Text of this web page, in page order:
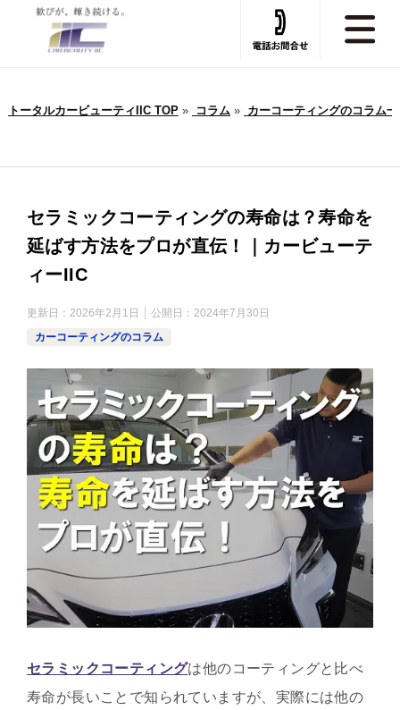
トータルカービューティIIC TOP» コラム» カーコーティングのコラム
セラミックコーティングの寿命は？寿命を
延ばす方法をプロが直伝！｜カービューテ
ィーIIC
更新日： 2026年2月1日 公開日： 2024年7月30日
カーコーティングのコラム
セラミックコーティングは他のコーティングと比べ
寿命が長いことで知られていますが、実際には他の